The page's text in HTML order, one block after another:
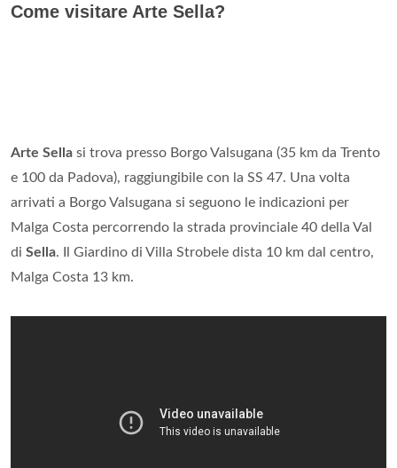
Come visitare Arte Sella?
Arte Sella si trova presso Borgo Valsugana (35 km da Trento
e 100 da Padova), raggiungibile con la SS 47. Una volta
arrivati a Borgo Valsugana si seguono le indicazioni per
Malga Costa percorrendo la strada provinciale 40 della Val
di Sella. Il Giardino di Villa Strobele dista 10 km dal centro,
Malga Costa 13 km.